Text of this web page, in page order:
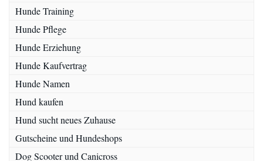
Hunde Training
Hunde Pflege
Hunde Erziehung
Hunde Kaufvertrag
Hunde Namen
Hund kaufen
Hund sucht neues Zuhause
Gutscheine und Hundeshops
Dog Scooter und Canicross